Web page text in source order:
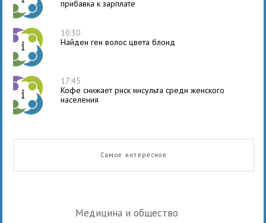
прибавка к зарплате
10:30
Найден ген волос цвета блонд
17:45
Кофе снижает риск инсульта среди женского
населения
Самое интересное
Медицина и общество